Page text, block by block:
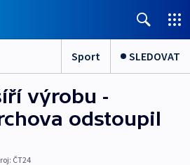
Sport SLEDOVAT
výrobu -
odstoupil
ČT24